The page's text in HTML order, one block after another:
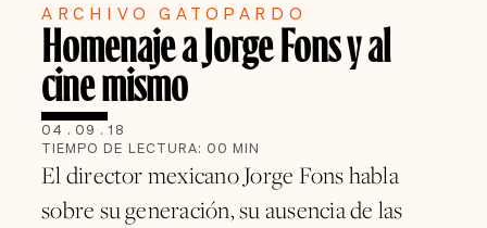
ARCHIVO GATOPARDO
Homenaje a Jorge Fons y al
cine mismo
04 . 09 . 18
TIEMPO DE LECTURA: 00 MIN
El director mexicano Jorge Fons habla
sobre su generación, su ausencia de las